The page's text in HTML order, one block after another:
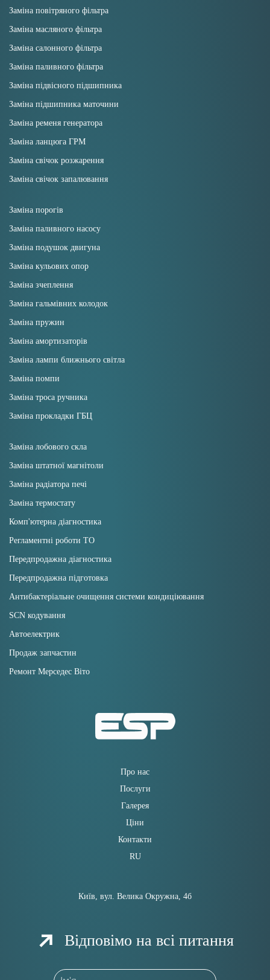
Заміна повітряного фільтра
Заміна масляного фільтра
Заміна салонного фільтра
Заміна паливного фільтра
Заміна підвісного підшипника
Заміна підшипника маточини
Заміна ременя генератора
Заміна ланцюга ГРМ
Заміна свічок розжарення
Заміна свічок запалювання
Заміна порогів
Заміна паливного насосу
Заміна подушок двигуна
Заміна кульових опор
Заміна зчеплення
Заміна гальмівних колодок
Заміна пружин
Заміна амортизаторів
Заміна лампи ближнього світла
Заміна помпи
Заміна троса ручника
Заміна прокладки ГБЦ
Заміна лобового скла
Заміна штатної магнітоли
Заміна радіатора печі
Заміна термостату
Комп'ютерна діагностика
Регламентні роботи ТО
Передпродажна діагностика
Передпродажна підготовка
Антибактеріальне очищення системи кондиціювання
SCN кодування
Автоелектрик
Продаж запчастин
Ремонт Мерседес Віто
Про нас
Послуги
Галерея
Ціни
Контакти
RU
Київ, вул. Велика Окружна, 4б
Відповімо на всі питання